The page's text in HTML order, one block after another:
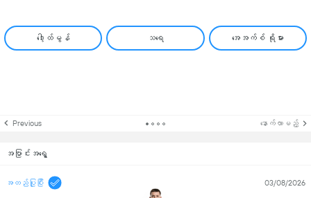
ဒေါ့ထ်မွန် သရေ အေအက်စ် ရိုမား
Previous နောက်လာမည့်
အပြာင်းအရွေ့
အတည်ပြုပြီး 03/08/2026